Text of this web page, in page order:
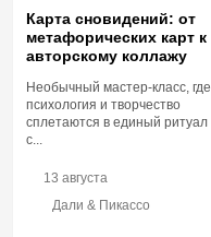
Карта сновидений: от
метафорических карт к
авторскому коллажу
Необычный мастер-класс, где
психология и творчество
сплетаются в единый ритуал
с...
13 августа
Дали & Пикассо